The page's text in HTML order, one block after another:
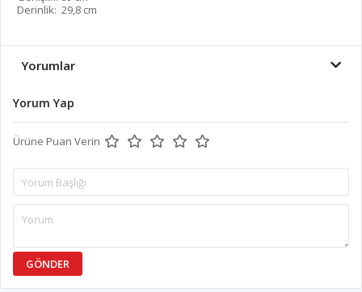
Derinlik: 29,8 cm
Yorumlar
Yorum Yap
Ürüne Puan Verin
GÖNDER